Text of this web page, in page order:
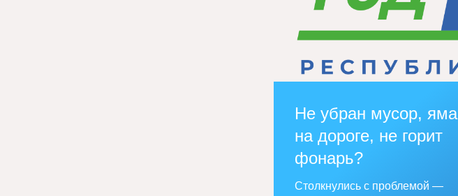
Не убран мусор, яма
на дороге, не горит
фонарь?
Столкнулись с проблемой —